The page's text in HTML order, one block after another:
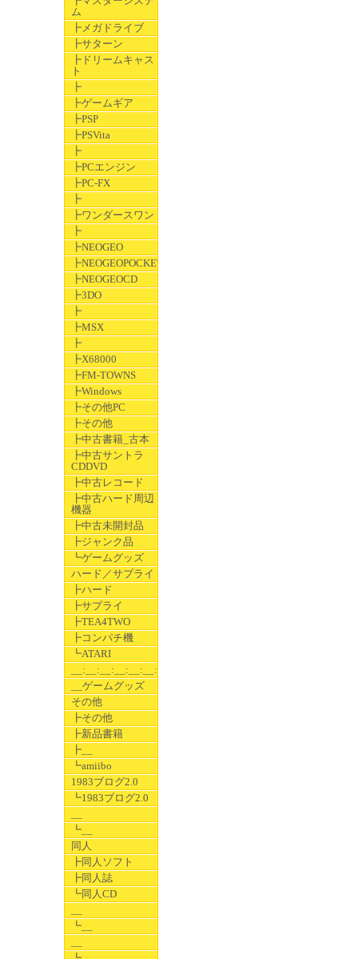
ム
┣メガドライブ
┣サターン
┣ドリームキャス
ト
┣
┣ゲームギア
┣PSP
┣PSVita
┣
┣PCエンジン
┣PC-FX
┣
┣ワンダースワン
┣
┣NEOGEO
┣NEOGEOPOCKET
┣NEOGEOCD
┣3DO
┣
┣MSX
┣
┣X68000
┣FM-TOWNS
┣Windows
┣その他PC
┣その他
┣中古書籍_古本
┣中古サントラ
CDDVD
┣中古レコード
┣中古ハード周辺
機器
┣中古未開封品
┣ジャンク品
┗ゲームグッズ
ハード／サプライ
┣ハード
┣サプライ
┣TEA4TWO
┣コンパチ機
┗ATARI
__:__:__:__:__:__:__
__ゲームグッズ
その他
┣その他
┣新品書籍
┣__
┗amiibo
1983ブログ2.0
┗1983ブログ2.0
┗__
同人
┣同人ソフト
┣同人誌
┗同人CD
┗__